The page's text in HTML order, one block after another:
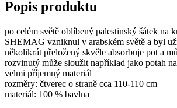
Popis produktu
po celém světě oblíbený palestinský šátek
SHEMAG vzniknul v arabském světě a byl
několikrát přeložený skvěle absorbuje pot a
rozvinutý může sloužit například jako potah
velmi příjemný materiál
rozměry: čtverec o straně cca 110-110 cm
materiál: 100 % bavlna